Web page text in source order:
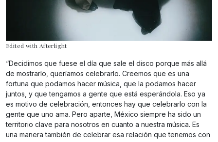
Edited with Afterlight
“Decidimos que fuese el día que sale el disco porque más allá
de mostrarlo, queríamos celebrarlo. Creemos que es una
fortuna que podamos hacer música, que la podamos hacer
juntos, y que tengamos a gente que está esperándola. Eso ya
es motivo de celebración, entonces hay que celebrarlo con la
gente que uno ama. Pero aparte, México siempre ha sido un
territorio clave para nosotros en cuanto a nuestra música. Es
una manera también de celebrar esa relación que tenemos con